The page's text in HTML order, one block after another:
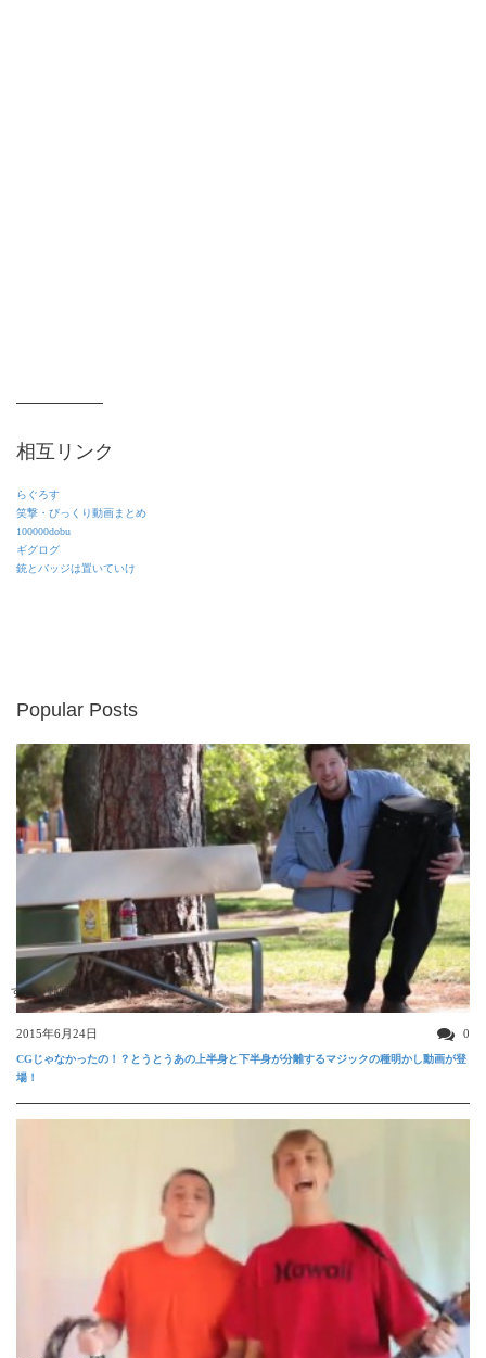
相互リンク
らぐろす
笑撃・びっくり動画まとめ
100000dobu
ギグログ
銃とバッジは置いていけ
Popular Posts
すごい動画
2015年6月24日 0
CGじゃなかったの！？とうとうあの上半身と下半身が分離するマジックの種明かし動画が登
場！